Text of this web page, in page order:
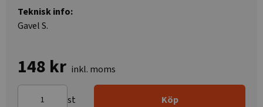
Teknisk info:
Gavel S.
148 kr inkl. moms
st Köp